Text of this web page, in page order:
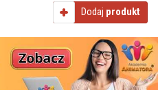
Dodaj produkt